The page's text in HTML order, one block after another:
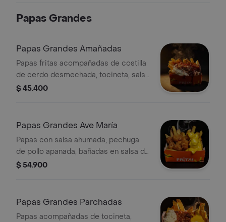
Papas Grandes
Papas Grandes Amañadas
Papas fritas acompañadas de costilla
de cerdo desmechada, tocineta, salsa
bbq, maple y queso rallado.
$ 45.400
Papas Grandes Ave María
Papas con salsa ahumada, pechuga
de pollo apanada, bañadas en salsa de
queso cheddar
$ 54.900
Papas Grandes Parchadas
Papas acompañadas de tocineta,